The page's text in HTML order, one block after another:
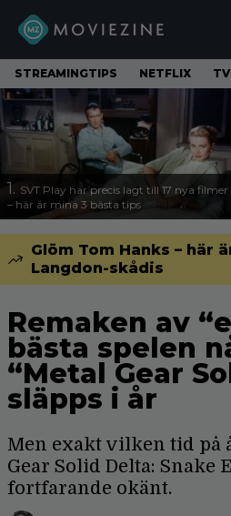
STREAMINGTIPS NETFLIX
1. SVT Play har precis lagt till 17 nya filmer
– här är mina 3 bästa tips
Glöm Tom Hanks – här
Langdon-skådis
Remaken av
bästa spelen
“Metal Gear
släpps i år
Men exakt vilken tid på
Gear Solid Delta: Snake
fortfarande okänt.